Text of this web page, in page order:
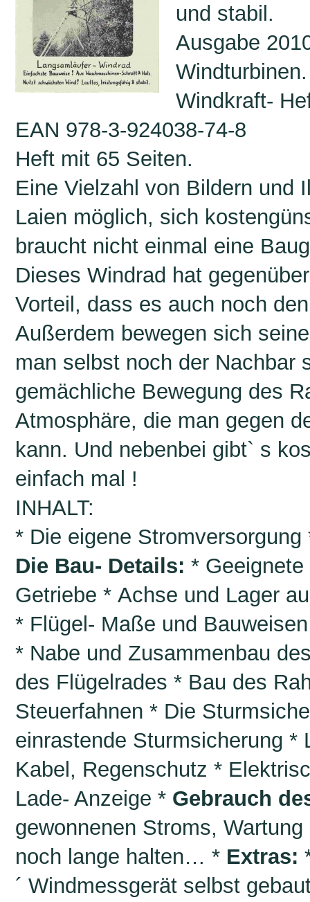
und stabil.
Ausgabe
Windturbinen.
Windkraft-
EAN 978-3-924038-74-8
Heft mit 65 Seiten.
Eine Vielzahl von Bildern und
Laien möglich, sich
braucht nicht einmal eine
Dieses Windrad hat
Vorteil, dass es auch noch
Außerdem bewegen sich
man selbst noch der Nachbar
gemächliche Bewegung des
Atmosphäre, die man gegen
kann. Und nebenbei gibt` s
einfach mal !
INHALT:
* Die eigene
Die Bau- Details: *
Getriebe * Achse und Lager
* Flügel- Maße und
* Nabe und Zusammenbau
des Flügelrades * Bau des
Steuerfahnen * Die
einrastende Sturmsicherung *
Kabel, Regenschutz *
Lade- Anzeige * Gebrauch
gewonnenen Stroms,
noch lange halten… * Extras:
´ Windmessgerät selbst